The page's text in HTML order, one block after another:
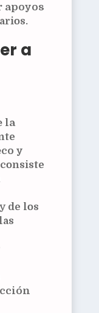
apoyos
a
la
y
de los